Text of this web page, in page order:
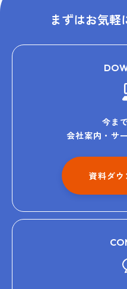
まずはお気軽
今ま
会社案内・サ
資料ダウ